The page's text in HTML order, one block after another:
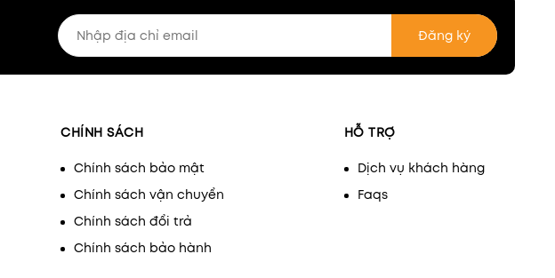
Đăng ký
CHÍNH SÁCH
Chính sách bảo mật
Chính sách vận chuyển
Chính sách đổi trả
Chính sách bảo hành
HỖ TRỢ
Dịch vụ khách hàng
Faqs